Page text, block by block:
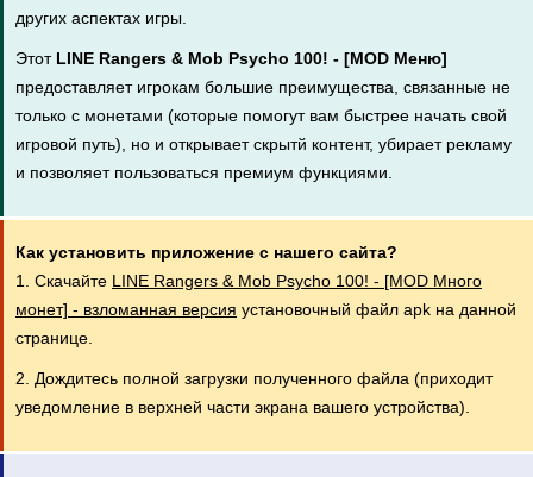
других аспектах игры.
Этот LINE Rangers & Mob Psycho 100! - [MOD Меню]
предоставляет игрокам большие преимущества, связанные не
только с монетами (которые помогут вам быстрее начать свой
игровой путь), но и открывает скрытй контент, убирает рекламу
и позволяет пользоваться премиум функциями.
Как установить приложение с нашего сайта?
1. Скачайте LINE Rangers & Mob Psycho 100! - [MOD Много
монет] - взломанная версия установочный файл apk на данной
странице.
2. Дождитесь полной загрузки полученного файла (приходит
уведомление в верхней части экрана вашего устройства).